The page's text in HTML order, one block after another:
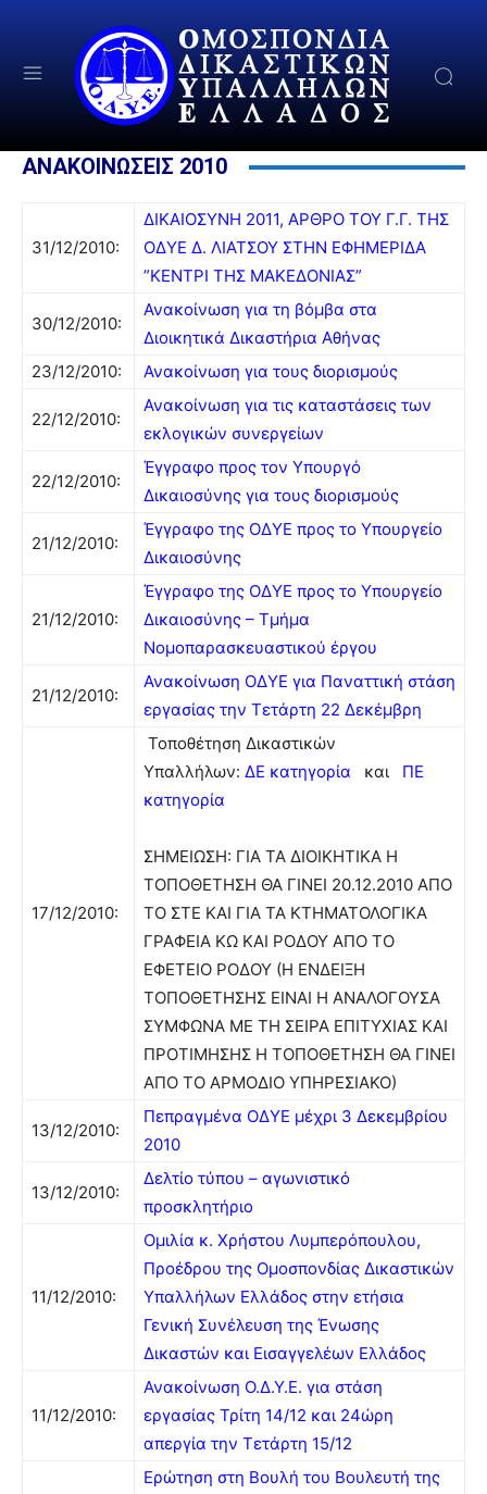
ΑΝΑΚΟΙΝΩΣΕΙΣ 2010
31/12/2010:
ΔΙΚΑΙΟΣΥΝΗ 2011, ΑΡΘΡΟ ΤΟΥ Γ.Γ. ΤΗΣ
ΟΔΥΕ Δ. ΛΙΑΤΣΟΥ ΣΤΗΝ ΕΦΗΜΕΡΙΔΑ
”ΚΕΝΤΡΙ ΤΗΣ ΜΑΚΕΔΟΝΙΑΣ”
30/12/2010:
Ανακοίνωση για τη βόμβα στα
Διοικητικά Δικαστήρια Αθήνας
23/12/2010:
Ανακοίνωση για τους διορισμούς
22/12/2010:
Ανακοίνωση για τις καταστάσεις των
εκλογικών συνεργείων
22/12/2010:
Έγγραφο προς τον Υπουργό
Δικαιοσύνης για τους διορισμούς
21/12/2010:
Έγγραφο της ΟΔΥΕ προς το Υπουργείο
Δικαιοσύνης
21/12/2010:
Έγγραφο της ΟΔΥΕ προς το Υπουργείο
Δικαιοσύνης – Τμήμα
Νομοπαρασκευαστικού έργου
21/12/2010:
Ανακοίνωση ΟΔΥΕ για Παναττική στάση
εργασίας την Τετάρτη 22 Δεκέμβρη
17/12/2010:
Τοποθέτηση Δικαστικών
Υπαλλήλων: ΔΕ κατηγορία και ΠΕ
κατηγορία
ΣΗΜΕΙΩΣΗ: ΓΙΑ ΤΑ ΔΙΟΙΚΗΤΙΚΑ Η
ΤΟΠΟΘΕΤΗΣΗ ΘΑ ΓΙΝΕΙ 20.12.2010 ΑΠΟ
ΤΟ ΣΤΕ ΚΑΙ ΓΙΑ ΤΑ ΚΤΗΜΑΤΟΛΟΓΙΚΑ
ΓΡΑΦΕΙΑ ΚΩ ΚΑΙ ΡΟΔΟΥ ΑΠΟ ΤΟ
ΕΦΕΤΕΙΟ ΡΟΔΟΥ (Η ΕΝΔΕΙΞΗ
ΤΟΠΟΘΕΤΗΣΗΣ ΕΙΝΑΙ Η ΑΝΑΛΟΓΟΥΣΑ
ΣΥΜΦΩΝΑ ΜΕ ΤΗ ΣΕΙΡΑ ΕΠΙΤΥΧΙΑΣ ΚΑΙ
ΠΡΟΤΙΜΗΣΗΣ Η ΤΟΠΟΘΕΤΗΣΗ ΘΑ ΓΙΝΕΙ
ΑΠΟ ΤΟ ΑΡΜΟΔΙΟ ΥΠΗΡΕΣΙΑΚΟ)
13/12/2010:
Πεπραγμένα ΟΔΥΕ μέχρι 3 Δεκεμβρίου
2010
13/12/2010:
Δελτίο τύπου – αγωνιστικό
προσκλητήριο
11/12/2010:
Ομιλία κ. Χρήστου Λυμπερόπουλου,
Προέδρου της Ομοσπονδίας Δικαστικών
Υπαλλήλων Ελλάδος στην ετήσια
Γενική Συνέλευση της Ένωσης
Δικαστών και Εισαγγελέων Ελλάδος
11/12/2010:
Ανακοίνωση Ο.Δ.Υ.Ε. για στάση
εργασίας Τρίτη 14/12 και 24ώρη
απεργία την Τετάρτη 15/12
Ερώτηση στη Βουλή του Βουλευτή της